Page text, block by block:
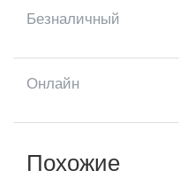
Безналичный
Онлайн
Похожие